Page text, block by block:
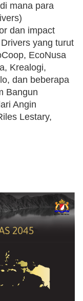
mana para
dan impact
yang turut
EcoNusa
Krealogi,
dan beberapa
Bangun
Angin
Lestary,